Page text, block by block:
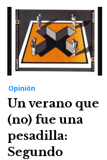
Opinión
Un verano que
(no) fue una
pesadilla:
Segundo